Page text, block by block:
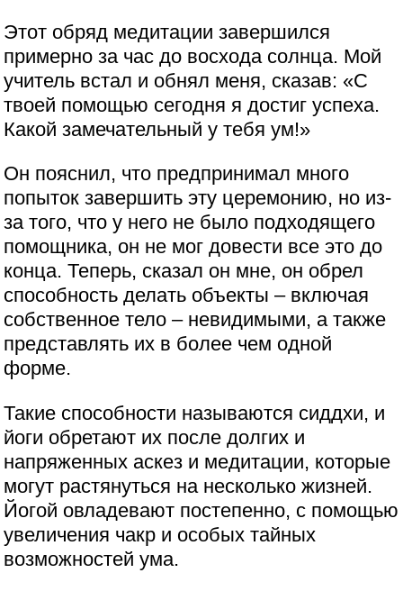
Этот обряд медитации завершился
примерно за час до восхода солнца. Мой
учитель встал и обнял меня, сказав: «С
твоей помощью сегодня я достиг успеха.
Какой замечательный у тебя ум!»
Он пояснил, что предпринимал много
попыток завершить эту церемонию, но из-
за того, что у него не было подходящего
помощника, он не мог довести все это до
конца. Теперь, сказал он мне, он обрел
способность делать объекты – включая
собственное тело – невидимыми, а также
представлять их в более чем одной
форме.
Такие способности называются сиддхи, и
йоги обретают их после долгих и
напряженных аскез и медитации, которые
могут растянуться на несколько жизней.
Йогой овладевают постепенно, с помощью
увеличения чакр и особых тайных
возможностей ума.